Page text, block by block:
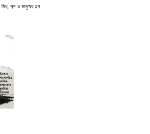
শব্দ ও মানুষের গল্প